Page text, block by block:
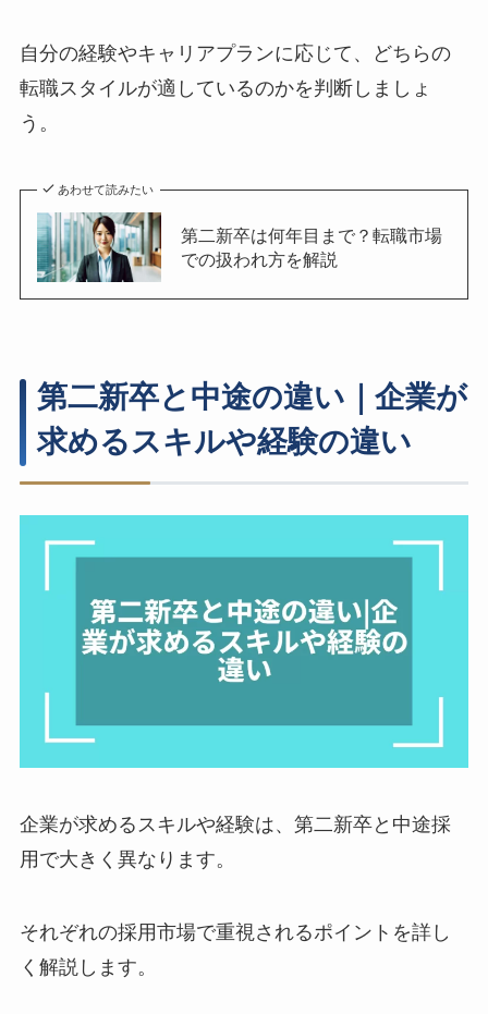
自分の経験やキャリアプランに応じて、どちらの
転職スタイルが適しているのかを判断しましょ
う。
あわせて読みたい
第二新卒は何年目まで？転職市場
での扱われ方を解説
第二新卒と中途の違い｜企業が
求めるスキルや経験の違い
企業が求めるスキルや経験は、第二新卒と中途採
用で大きく異なります。
それぞれの採用市場で重視されるポイントを詳し
く解説します。